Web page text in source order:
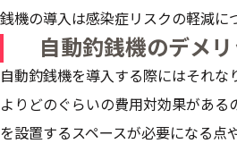
銭機の導入は感染症リスクの軽減に
自動釣銭機のデメリ
自動釣銭機を導入する際にはそれ
よりどのぐらいの費用対効果があ
を設置するスペースが必要になる点